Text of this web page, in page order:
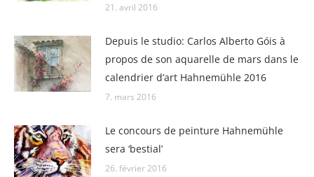
21. avril 2016
Depuis le studio: Carlos Alberto Góis à
propos de son aquarelle de mars dans le
calendrier d’art Hahnemühle 2016
7. mars 2016
Le concours de peinture Hahnemühle
sera ‘bestial’
26. février 2016